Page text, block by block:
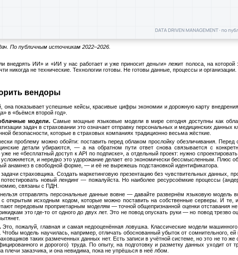
По публичным источникам 2022–2026.
ИИ» и «ИИ у нас работает и уже приносит деньги» лежит полоса, на которой
не технические. Технологии готовы. Не готовы данные, процессы и организации.
вендоры
показывает успешные кейсы, красивые цифры экономии и дорожную карту
в «бьёмся второй год».
модели.Самые мощные языковые модели в мире сегодня доступны как
задач в страховании это означает отправку персональных и медицинских данных
безопасности, которые в страховых компаниях традиционно весьма жёсткие.
проблему можно обойти: поставить перед облаком прослойку обезличивания.
детали убираются, — а на обратном пути ответ снова связывается с
не «бесплатный доступ к API по подписке», а отдельный проект: нужно
и нередко это удорожание делает его экономически бессмысленным. Плюс
анамнез в свободной форме, — и её не вырежешь подстановкой идентификатора.
страховщика. Создать маркетинговую презентацию без чувствительных данных,
новый лендинг — пожалуйста. Но наиболее ресурсоёмкие процессы
связаны с ПДН.
отправлять персональные данные вовне — давайте развернём языковую модель
открытым исходным кодом, которые можно поставить на собственные серверы. И те,
передовым проприетарным моделям — точной общепризнанной оценки отставания
это где-то от одного до двух лет. Это не повод опускать руки — но повод трезво
Это, пожалуй, главная и самая недооценённая ловушка. Классические модели
модель научилась, например, отличать обоснованный убыток от сомнительного,
таких размеченных данных нет. Есть записи в учётной системе, но это не то
и дорогого) труда. По опыту, на подготовку и разметку данных уходит
заказчика, и она невидима, пока не упрёшься в неё лбом.